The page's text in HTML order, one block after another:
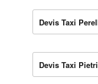
Devis Taxi
Devis Taxi